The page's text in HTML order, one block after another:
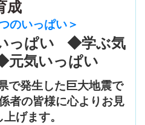
成
のいっぱい＞
っぱい ◆学ぶ気
気いっぱい
で発生した巨大地震で
者の皆様に心よりお見
げます。